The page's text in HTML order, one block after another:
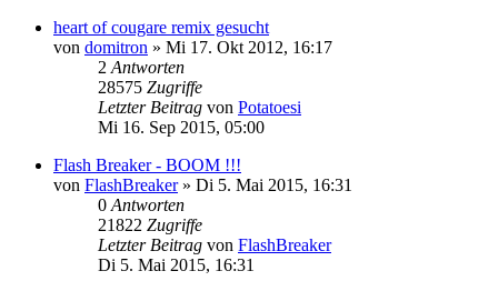
heart of cougare remix gesucht
von domitron » Mi 17. Okt 2012, 16:17
2 Antworten
28575 Zugriffe
Letzter Beitrag von Potatoesi
Mi 16. Sep 2015, 05:00
Flash Breaker - BOOM !!!
von FlashBreaker» Di 5. Mai 2015, 16:31
0 Antworten
21822 Zugriffe
Letzter Beitrag von FlashBreaker
Di 5. Mai 2015, 16:31